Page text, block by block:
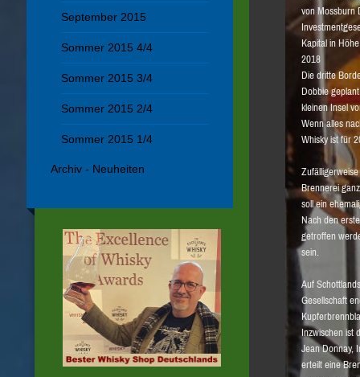
von Mossburn
Kapital in
2018
Die dritte
Dobbie
kleinen Insel
Wenn alles
Whisky ist für
Brennerei
soll ein
Nach den
getroffen
sein.
Auf
Gesellschaft
Inzwischen ist
Jean Donnay,
erteilt eine
September 2015
Sommer 2015 4/4
Sommer 2015 3/4
Sommer 2015 2/4
Sommer 2015 1/4
Archiv - Neuheiten